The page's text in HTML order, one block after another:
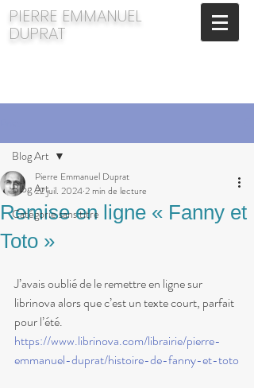
​PIERRE EMMANUEL
DUPRAT
Blog Art
Catégorie sans titre
Blog Art
Remise en ligne « Fanny et
Toto »
Pierre Emmanuel Duprat
22 juil. 20242 min de lecture
J’avais oublié de le remettre en ligne sur
librinova alors que c’est un texte court, parfait
pour l’été.
https://www.librinova.com/librairie/pierre-
emmanuel-duprat/histoire-de-fanny-et-toto